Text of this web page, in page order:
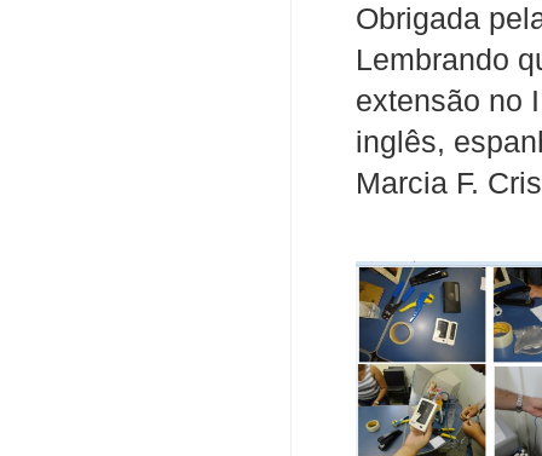
Obrigada
Lembrando
extensão no
inglês,
Marcia F.